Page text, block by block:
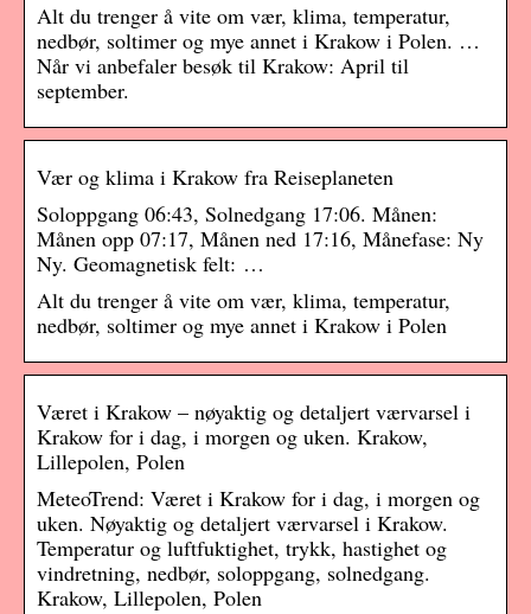
Alt du trenger å vite om vær, klima, temperatur,
nedbør, soltimer og mye annet i Krakow i Polen. …
Når vi anbefaler besøk til Krakow: April til
september.
Vær og klima i Krakow fra Reiseplaneten
Soloppgang 06:43, Solnedgang 17:06. Månen:
Månen opp 07:17, Månen ned 17:16, Månefase: Ny
Ny. Geomagnetisk felt: …
Alt du trenger å vite om vær, klima, temperatur,
nedbør, soltimer og mye annet i Krakow i Polen
Været i Krakow – nøyaktig og detaljert værvarsel i
Krakow for i dag, i morgen og uken. Krakow,
Lillepolen, Polen
MeteoTrend: Været i Krakow for i dag, i morgen og
uken. Nøyaktig og detaljert værvarsel i Krakow.
Temperatur og luftfuktighet, trykk, hastighet og
vindretning, nedbør, soloppgang, solnedgang.
Krakow, Lillepolen, Polen